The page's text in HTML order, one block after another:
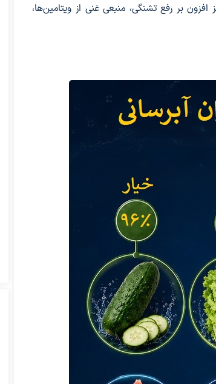
بر رفع تشنگی، منبعی غنی از ویتامین‌ها،